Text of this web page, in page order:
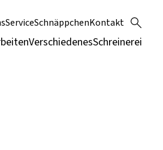
ServiceSchnäppchenKontakt
VerschiedenesSchreinerei